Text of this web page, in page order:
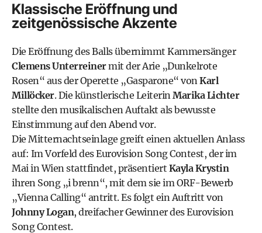
Klassische Eröffnung und
zeitgenössische Akzente
Die Eröffnung des Balls übernimmt Kammersänger
Clemens Unterreinermit der Arie „Dunkelrote
Rosen“ aus der Operette „Gasparone“ vonKarl
Millöcker. Die künstlerische LeiterinMarika Lichter
stellte den musikalischen Auftakt als bewusste
Einstimmung auf den Abend vor.
Die Mitternachtseinlage greift einen aktuellen Anlass
auf: Im Vorfeld des Eurovision Song Contest, der im
Mai in Wien stattfindet, präsentiert Kayla Krystin
ihren Song „i brenn“, mit dem sie im ORF-Bewerb
„Vienna Calling“ antritt. Es folgt ein Auftritt von
Johnny Logan, dreifacher Gewinner des Eurovision
Song Contest.